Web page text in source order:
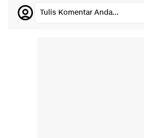
Tulis Komentar Anda...